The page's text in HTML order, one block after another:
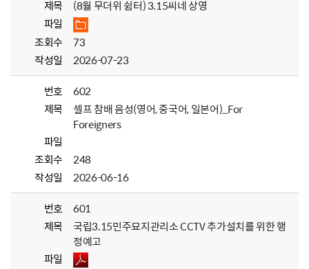
제목
(8월 무더위 쉼터) 3.15씨네 상영
파일
조회수
73
작성일
2026-07-23
번호
602
제목
셀프 참배 음성(영어, 중국어, 일본어)_For
Foreigners
파일
조회수
248
작성일
2026-06-16
번호
601
제목
국립3.15민주묘지관리소 CCTV 추가설치를 위한 행
정예고
파일